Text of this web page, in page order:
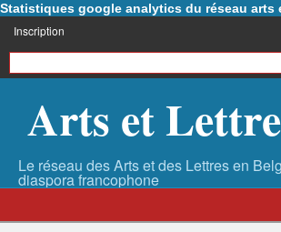
Statistiques google analytics du réseau arts
Inscription
Arts et